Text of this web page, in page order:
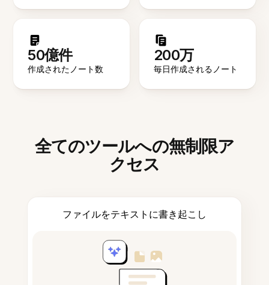
50億件
作成されたノート数
200万
毎日作成されるノート
全てのツールへの無制限ア
クセス
ファイルをテキストに書き起こし